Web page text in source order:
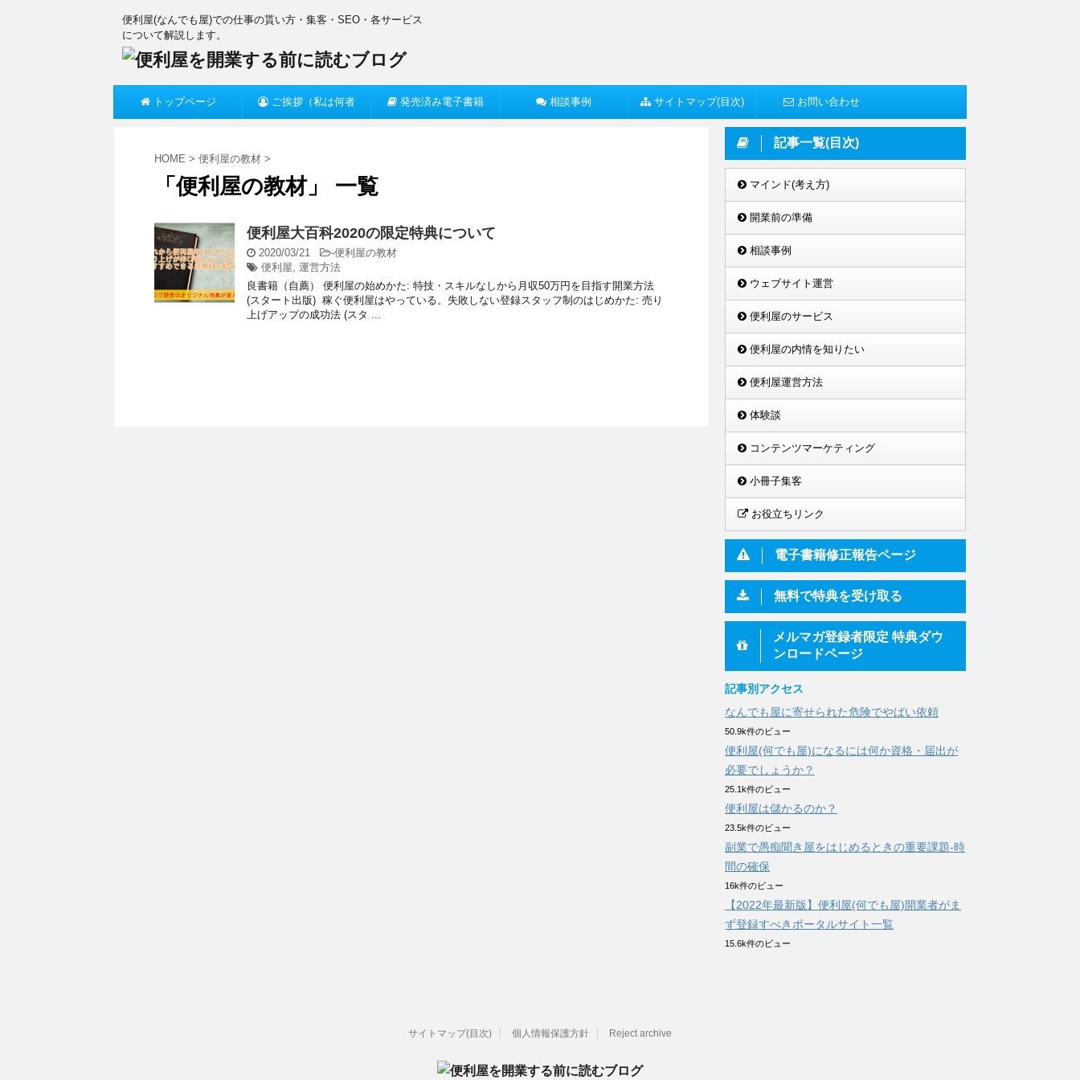
便利屋(なんでも屋)での仕事の貰い方・集客・SEO・各サービス
について解説します。
トップページ ご挨拶（私は何者 発売済み電子書籍 相談事例 サイトマップ(目次) お問い合わせ
HOME > 便利屋の教材 >
「便利屋の教材」 一覧
便利屋大百科2020の限定特典について
2020/03/21 -便利屋の教材
便利屋, 運営方法
良書籍（自薦） 便利屋の始めかた: 特技・スキルなしから月収50万円を目指す開業方法
(スタート出版) 稼ぐ便利屋はやっている。失敗しない登録スタッフ制のはじめかた: 売り
上げアップの成功法 (スタ ...
記事一覧(目次)
マインド(考え方)
開業前の準備
相談事例
ウェブサイト運営
便利屋のサービス
便利屋の内情を知りたい
便利屋運営方法
体験談
コンテンツマーケティング
小冊子集客
お役立ちリンク
電子書籍修正報告ページ
無料で特典を受け取る
メルマガ登録者限定 特典ダウ
ンロードページ
記事別アクセス
なんでも屋に寄せられた危険でやばい依頼
50.9k件のビュー
便利屋(何でも屋)になるには何か資格・届出が
必要でしょうか？
25.1k件のビュー
便利屋は儲かるのか？
23.5k件のビュー
副業で愚痴聞き屋をはじめるときの重要課題-時
間の確保
16k件のビュー
【2022年最新版】便利屋(何でも屋)開業者がま
ず登録すべきポータルサイト一覧
15.6k件のビュー
サイトマップ(目次) 個人情報保護方針 Reject archive